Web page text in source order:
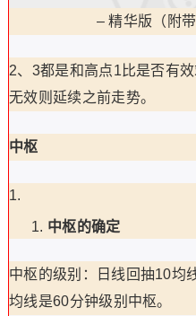
–精华版（附
2、3都是和高点1比是否有
无效则延续之前走势。
中枢
中枢的确定
中枢的级别：日线回抽10均
均线是60分钟级别中枢。